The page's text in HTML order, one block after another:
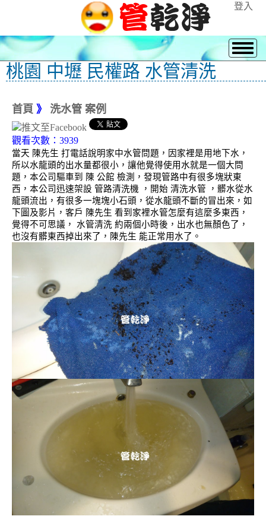
登入
桃園 中壢 民權路 水管清洗
首頁 》 洗水管 案例
觀看次數：3939
當天 陳先生 打電話說明家中水管問題，因家裡是用地下水，
所以水龍頭的出水量都很小，讓他覺得使用水就是一個大問
題，本公司驅車到 陳 公館 檢測，發現管路中有很多塊狀東
西，本公司迅速架設 管路清洗機 ，開始 清洗水管 ，髒水從水
龍頭流出，有很多一塊塊小石頭，從水龍頭不斷的冒出來，如
下圖及影片，客戶 陳先生 看到家裡水管怎麼有這麼多東西，
覺得不可思議， 水管清洗 約兩個小時後，出水也無顏色了，
也沒有髒東西掉出來了，陳先生 能正常用水了。